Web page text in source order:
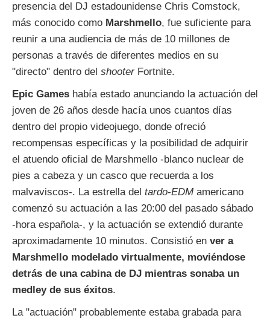
presencia del DJ estadounidense Chris Comstock,
más conocido como Marshmello, fue suficiente para
reunir a una audiencia de más de 10 millones de
personas a través de diferentes medios en su
"directo" dentro del shooterFortnite.
Epic Games había estado anunciando la actuación del
joven de 26 años desde hacía unos cuantos días
dentro del propio videojuego, donde ofreció
recompensas específicas y la posibilidad de adquirir
el atuendo oficial de Marshmello -blanco nuclear de
pies a cabeza y un casco que recuerda a los
malvaviscos-. La estrella del tardo-EDM americano
comenzó su actuación a las 20:00 del pasado sábado
-hora española-, y la actuación se extendió durante
aproximadamente 10 minutos. Consistió en ver a
Marshmello modelado virtualmente, moviéndose
detrás de una cabina de DJ mientras sonaba un
medley de sus éxitos.
La "actuación" probablemente estaba grabada para